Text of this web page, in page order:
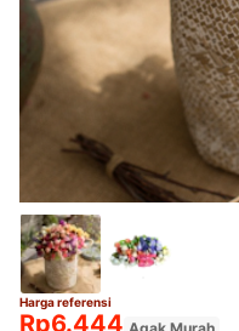
Harga referensi
Rp6.444